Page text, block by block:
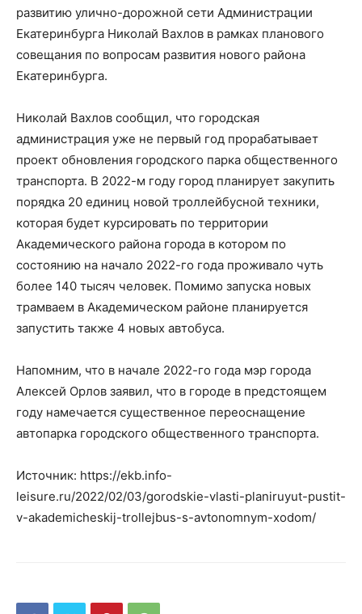
развитию улично-дорожной сети Администрации
Екатеринбурга Николай Вахлов в рамках планового
совещания по вопросам развития нового района
Екатеринбурга.
Николай Вахлов сообщил, что городская
администрация уже не первый год прорабатывает
проект обновления городского парка общественного
транспорта. В 2022-м году город планирует закупить
порядка 20 единиц новой троллейбусной техники,
которая будет курсировать по территории
Академического района города в котором по
состоянию на начало 2022-го года проживало чуть
более 140 тысяч человек. Помимо запуска новых
трамваем в Академическом районе планируется
запустить также 4 новых автобуса.
Напомним, что в начале 2022-го года мэр города
Алексей Орлов заявил, что в городе в предстоящем
году намечается существенное переоснащение
автопарка городского общественного транспорта.
Источник: https://ekb.info-
leisure.ru/2022/02/03/gorodskie-vlasti-planiruyut-pustit-
v-akademicheskij-trollejbus-s-avtonomnym-xodom/